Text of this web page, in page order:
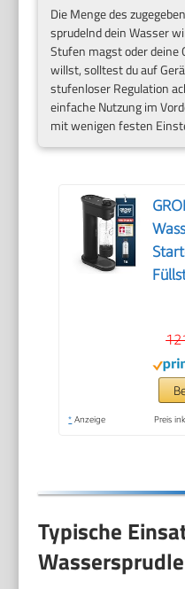
Die Menge des
sprudelnd dein Wasser
Stufen magst oder deine
willst, solltest du auf
stufenloser Regulation
einfache Nutzung im
mit wenigen festen
* Anzeige Preis
Typische